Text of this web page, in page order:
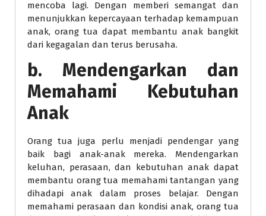
mencoba lagi. Dengan memberi semangat dan
menunjukkan kepercayaan terhadap kemampuan
anak, orang tua dapat membantu anak bangkit
dari kegagalan dan terus berusaha.
b. Mendengarkan dan
Memahami Kebutuhan
Anak
Orang tua juga perlu menjadi pendengar yang
baik bagi anak-anak mereka. Mendengarkan
keluhan, perasaan, dan kebutuhan anak dapat
membantu orang tua memahami tantangan yang
dihadapi anak dalam proses belajar. Dengan
memahami perasaan dan kondisi anak, orang tua